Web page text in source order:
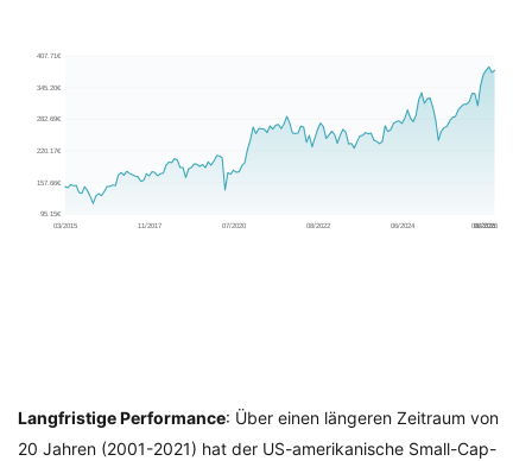
Langfristige Performance: Über einen längeren Zeitraum von
20 Jahren (2001-2021) hat der US-amerikanische Small-Cap-